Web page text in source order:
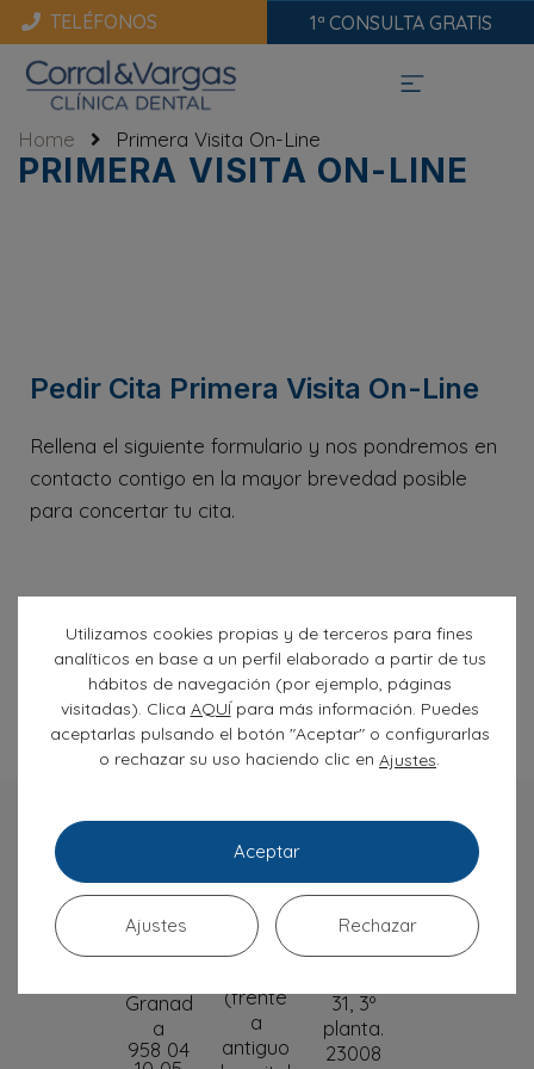
TELÉFONOS 1ª CONSULTA GRATIS
Home Primera Visita On-Line
PRIMERA VISITA ON-LINE
Pedir Cita Primera Visita On-Line
Rellena el siguiente formulario y nos pondremos en
contacto contigo en la mayor brevedad posible
para concertar tu cita.
Añade aquí tu texto de cabecera
Lorem fistrum por la gloria de mi madre esse jarl
aliqua llevame al sircoo. De la pradera ullamco qué
dise usteer está la cosa muy malar.
Avenida
del
Conoci
miento,
Granad
a
958 04
a –
Calle
Juan
Pablo II,
(frente
a
antiguo
El Corte
Inglés
Avenida
de
31, 3º
planta.
23008
Utilizamos cookies propias y de terceros para fines
analíticos en base a un perfil elaborado a partir de tus
hábitos de navegación (por ejemplo, páginas
visitadas). Clica AQUÍpara más información. Puedes
aceptarlas pulsando el botón "Aceptar" o configurarlas
o rechazar su uso haciendo clic en Ajustes.
Aceptar
Rechazar
Ajustes